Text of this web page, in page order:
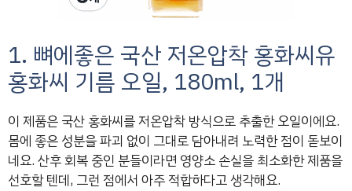
1. 뼈에좋은 국산 저온압착 홍화씨유
홍화씨 기름 오일, 180ml, 1개
이 제품은 국산 홍화씨를 저온압착 방식으로 추출한 오일이에요.
몸에 좋은 성분을 파괴 없이 그대로 담아내려 노력한 점이 돋보이
네요. 산후 회복 중인 분들이라면 영양소 손실을 최소화한 제품을
선호할 텐데, 그런 점에서 아주 적합하다고 생각해요.